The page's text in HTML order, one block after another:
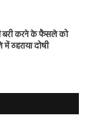
बरी करने के फैसले को
ठहराया दोषी